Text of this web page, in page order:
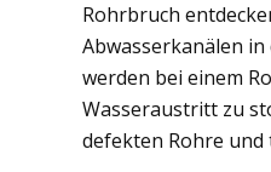
Rohrbruch
Abwasserkanälen
werden bei einem
Wasseraustritt zu
defekten Rohre